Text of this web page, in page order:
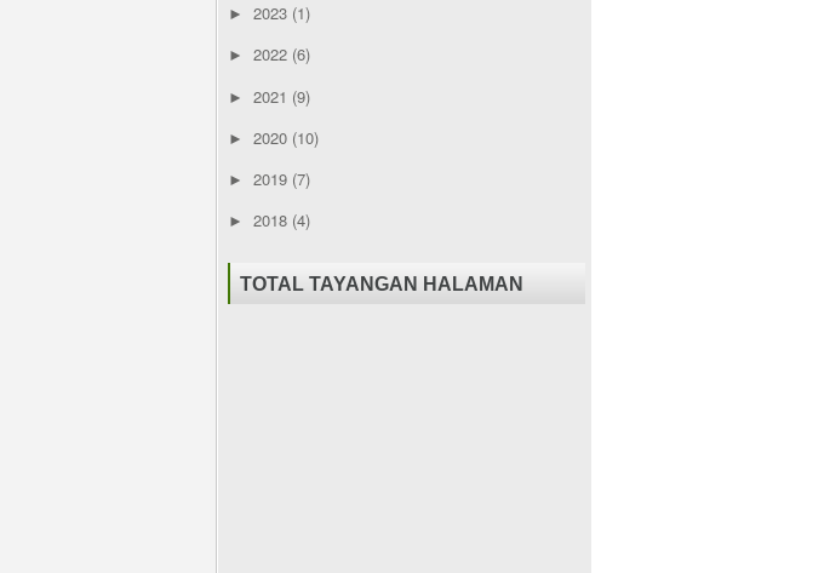
► 2023 (1)
► 2022 (6)
► 2021 (9)
► 2020 (10)
► 2019 (7)
► 2018 (4)
TOTAL TAYANGAN HALAMAN